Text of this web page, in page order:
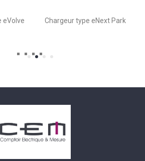
eVolve
Chargeur type eNext Park